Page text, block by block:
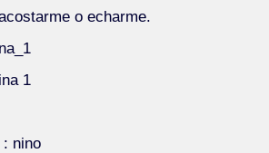
o echarme.
1
nino